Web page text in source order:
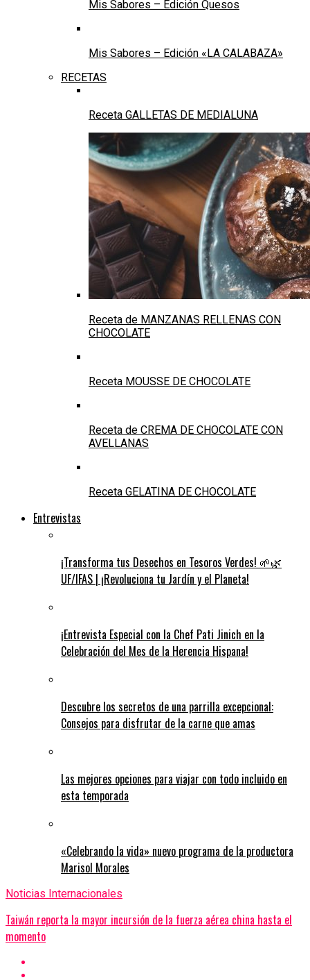
Mis Sabores – Edición Quesos
Mis Sabores – Edición «LA CALABAZA»
RECETAS
Receta GALLETAS DE MEDIALUNA
Receta de MANZANAS RELLENAS CON
CHOCOLATE
Receta MOUSSE DE CHOCOLATE
Receta de CREMA DE CHOCOLATE CON
AVELLANAS
Receta GELATINA DE CHOCOLATE
Entrevistas
¡Transforma tus Desechos en Tesoros Verdes! 🌱🌿
UF/IFAS | ¡Revoluciona tu Jardín y el Planeta!
¡Entrevista Especial con la Chef Pati Jinich en la
Celebración del Mes de la Herencia Hispana!
Descubre los secretos de una parrilla excepcional:
Consejos para disfrutar de la carne que amas
Las mejores opciones para viajar con todo incluido en
esta temporada
«Celebrando la vida» nuevo programa de la productora
Marisol Morales
Noticias Internacionales
Taiwán reporta la mayor incursión de la fuerza aérea china hasta el
momento